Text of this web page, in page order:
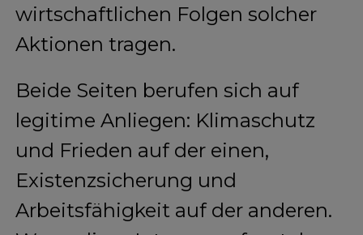
wirtschaftlichen Folgen solcher
Aktionen tragen.
Beide Seiten berufen sich auf
legitime Anliegen: Klimaschutz
und Frieden auf der einen,
Existenzsicherung und
Arbeitsfähigkeit auf der anderen.